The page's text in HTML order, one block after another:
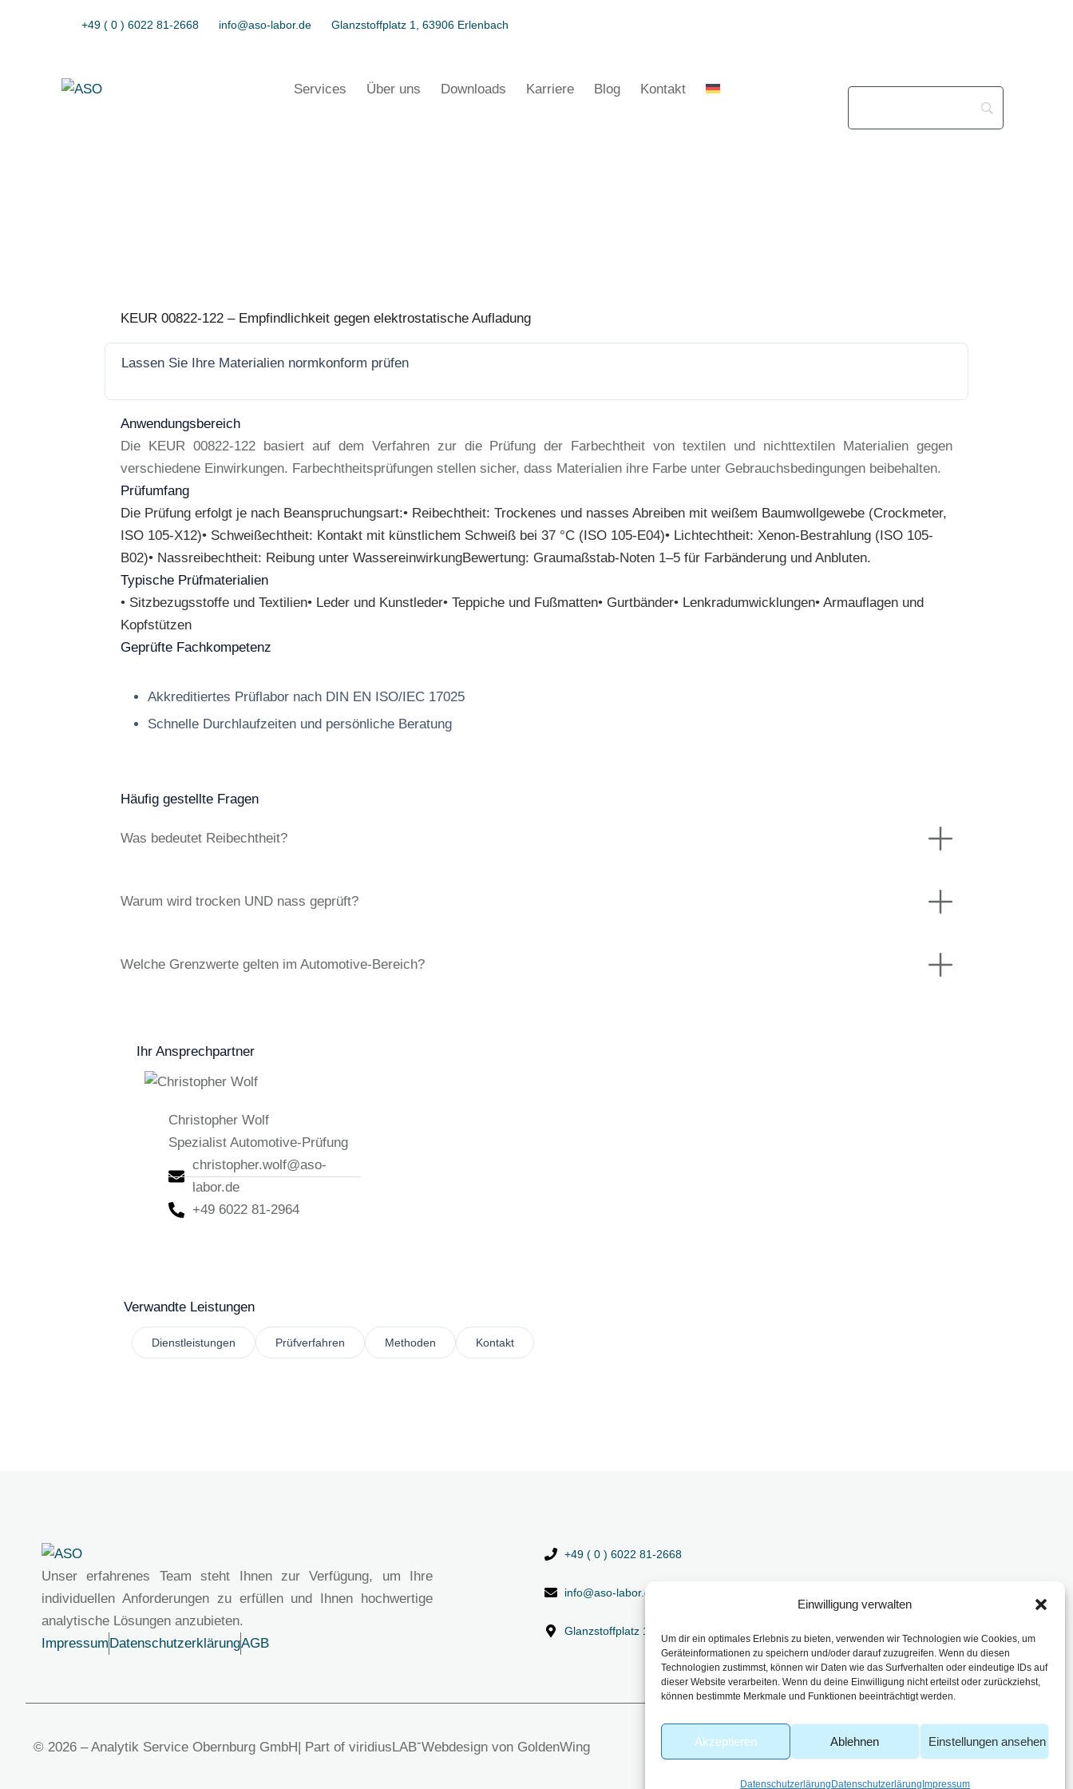
Einwilligung verwalten
Um dir ein optimales Erlebnis zu bieten, verwenden wir Technologien wie Cookies, um
Geräteinformationen zu speichern und/oder darauf zuzugreifen. Wenn du diesen
Technologien zustimmst, können wir Daten wie das Surfverhalten oder eindeutige IDs auf
dieser Website verarbeiten. Wenn du deine Einwilligung nicht erteilst oder zurückziehst,
können bestimmte Merkmale und Funktionen beeinträchtigt werden.
Akzeptieren Ablehnen Einstellungen ansehen
Datenschutzerlärung Datenschutzerlärung Impressum
+49 ( 0 ) 6022 81-2668 info@aso-labor.de Glanzstoffplatz 1, 63906 Erlenbach
Services Über uns Downloads Karriere Blog Kontakt
KEUR 00822-122 – Empfindlichkeit gegen elektrostatische Aufladung
Lassen Sie Ihre Materialien normkonform prüfen
Anwendungsbereich
Die KEUR 00822-122 basiert auf dem Verfahren zur die Prüfung der Farbechtheit von textilen und nichttextilen Materialien gegen
verschiedene Einwirkungen. Farbechtheitsprüfungen stellen sicher, dass Materialien ihre Farbe unter Gebrauchsbedingungen beibehalten.
Prüfumfang
Die Prüfung erfolgt je nach Beanspruchungsart:• Reibechtheit: Trockenes und nasses Abreiben mit weißem Baumwollgewebe (Crockmeter,
ISO 105-X12)• Schweißechtheit: Kontakt mit künstlichem Schweiß bei 37 °C (ISO 105-E04)• Lichtechtheit: Xenon-Bestrahlung (ISO 105-
B02)• Nassreibechtheit: Reibung unter WassereinwirkungBewertung: Graumaßstab-Noten 1–5 für Farbänderung und Anbluten.
Typische Prüfmaterialien
• Sitzbezugsstoffe und Textilien• Leder und Kunstleder• Teppiche und Fußmatten• Gurtbänder• Lenkradumwicklungen• Armauflagen und
Kopfstützen
Geprüfte Fachkompetenz
Akkreditiertes Prüflabor nach DIN EN ISO/IEC 17025
Schnelle Durchlaufzeiten und persönliche Beratung
Häufig gestellte Fragen
Was bedeutet Reibechtheit?
Warum wird trocken UND nass geprüft?
Welche Grenzwerte gelten im Automotive-Bereich?
Ihr Ansprechpartner
Christopher Wolf
Spezialist Automotive-Prüfung
christopher.wolf@aso-
labor.de
+49 6022 81-2964
Verwandte Leistungen
Dienstleistungen Prüfverfahren Methoden Kontakt
Unser erfahrenes Team steht Ihnen zur Verfügung, um Ihre
individuellen Anforderungen zu erfüllen und Ihnen hochwertige
analytische Lösungen anzubieten.
Impressum DatenschutzerklärungAGB
+49 ( 0 ) 6022 81-2668
info@aso-labor.de
Glanzstoffplatz 1, 63906 Erlenbach
© 2026 – Analytik Service Obernburg GmbH | Part of viridiusLAB-Webdesign von GoldenWing